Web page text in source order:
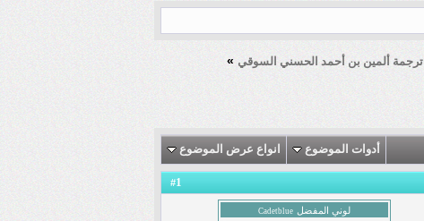
ترجمة ألمين بن أحمد الحسني السوقي »
أدوات الموضوع انواع عرض الموضوع
#1
لوني المفضل Cadetblue